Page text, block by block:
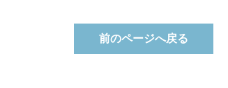
前のページへ戻る